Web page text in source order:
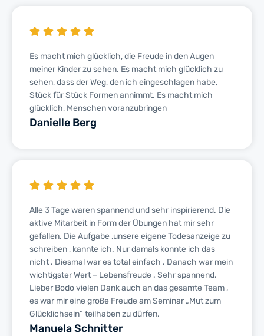
Es macht mich glücklich, die Freude in den Augen
meiner Kinder zu sehen. Es macht mich glücklich zu
sehen, dass der Weg, den ich eingeschlagen habe,
Stück für Stück Formen annimmt. Es macht mich
glücklich, Menschen voranzubringen
Danielle Berg
Alle 3 Tage waren spannend und sehr inspirierend. Die
aktive Mitarbeit in Form der Übungen hat mir sehr
gefallen. Die Aufgabe ,unsere eigene Todesanzeige zu
schreiben , kannte ich. Nur damals konnte ich das
nicht . Diesmal war es total einfach . Danach war mein
wichtigster Wert – Lebensfreude . Sehr spannend.
Lieber Bodo vielen Dank auch an das gesamte Team ,
es war mir eine große Freude am Seminar „Mut zum
Glücklichsein“ teilhaben zu dürfen.
Manuela Schnitter